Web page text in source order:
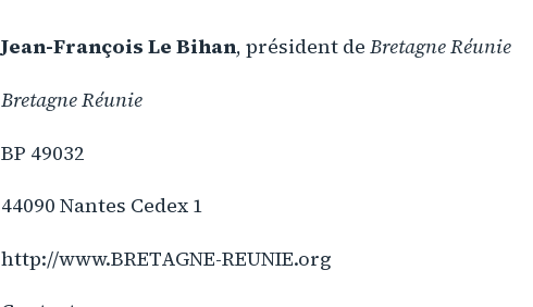
Jean-François Le Bihan, président de Bretagne Réunie
Bretagne Réunie
BP 49032
44090 Nantes Cedex 1
http://www.BRETAGNE-REUNIE.org